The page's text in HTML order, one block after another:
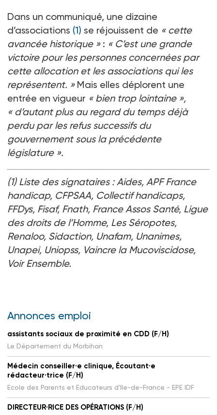
Dans un communiqué, une dizaine
d’associations (1) se réjouissent de « cette
avancée historique » : « C’est une grande
victoire pour les personnes concernées par
cette allocation et les associations qui les
représentent. »Mais elles déplorent une
entrée en vigueur « bien trop lointaine »,
« d’autant plus au regard du temps déjà
perdu par les refus successifs du
gouvernement sous la précédente
législature ».
(1) Liste des signataires : Aides, APF France
handicap, CFPSAA, Collectif handicaps,
FFDys, Fisaf, Fnath, France Assos Santé, Ligue
des droits de l’Homme, Les Séropotes,
Renaloo, Sidaction, Unafam, Unanimes,
Unapei, Uniopss, Vaincre la Mucoviscidose,
Voir Ensemble.
Annonces emploi
assistants sociaux de proximité en CDD (F/H)
Le Département du Morbihan
Médecin conseiller·e clinique, Écoutant·e
rédacteur·trice (F/H)
Ecole des Parents et Educateurs d'Ile-de-France - EPE IDF
DIRECTEUR·RICE DES OPÉRATIONS (F/H)